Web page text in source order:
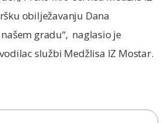
obilježavanju Dana
gradu“, naglasio je
službi Medžlisa IZ Mostar.